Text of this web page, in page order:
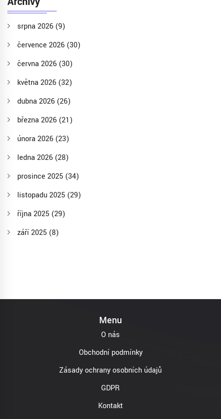
srpna 2026 (9)
července 2026 (30)
června 2026 (30)
května 2026 (32)
dubna 2026 (26)
března 2026 (21)
února 2026 (23)
ledna 2026 (28)
prosince 2025 (34)
listopadu 2025 (29)
října 2025 (29)
září 2025 (8)
Menu
O nás
Obchodní podmínky
Zásady ochrany osobních údajů
GDPR
Kontakt